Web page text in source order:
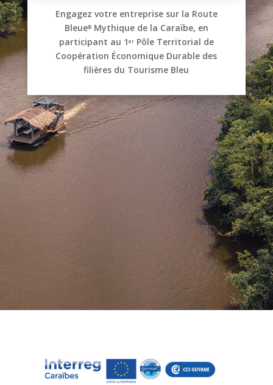
Engagez votre entreprise sur la Route
Bleue®Mythique de la Caraïbe, en
participant au 1erPôle Territorial de
Coopération Économique Durable des
filières du Tourisme Bleu